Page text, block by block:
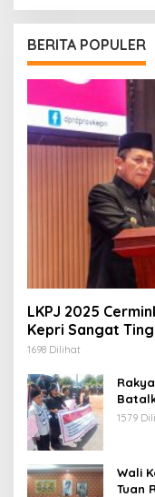
BERITA POPULER
LKPJ 2025
Kepri Sangat
1698 Dilihat
1579
Wali
Tuan